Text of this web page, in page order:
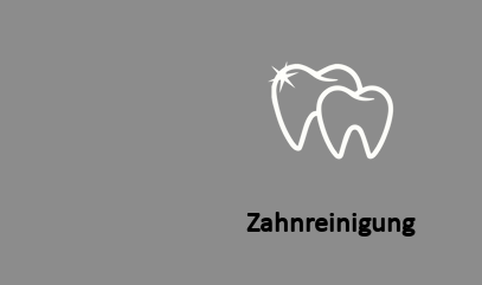
Zahnreinigung